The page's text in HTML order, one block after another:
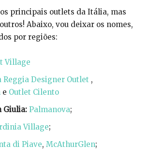
principais outlets da Itália, mas
Abaixo, vou deixar os nomes,
por regiões:
Village
Reggia Designer Outlet ,
e Outlet Cilento
Giulia: Palmanova;
Village;
di Piave, McAthurGlen;